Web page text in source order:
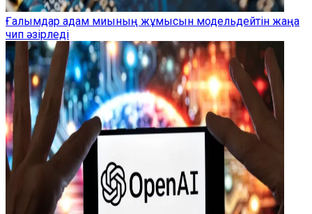
Ғалымдар адам миының жұмысын модельдейтін жаңа
чип әзірледі